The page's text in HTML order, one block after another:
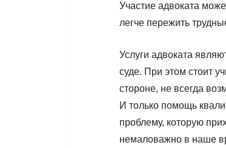
Участие адвоката
легче пережить
Услуги адвоката
суде. При этом стоит
стороне, не всегда
И только помощь
проблему, которую
немаловажно в наше